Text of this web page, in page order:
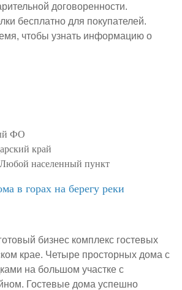
договоренности.
бесплатно для покупателей.
чтобы узнать информацию о
ФО
край
Любой населенный пункт
в горах на берегу реки
бизнес комплекс гостевых
крае. Четыре просторных дома с
на большом участке с
Гостевые дома успешно